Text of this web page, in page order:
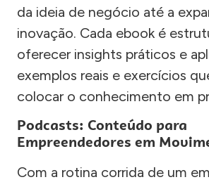
da ideia de negócio até a
inovação. Cada ebook é
oferecer insights práticos e
exemplos reais e exercícios
colocar o conhecimento em
Podcasts: Conteúdo para
Empreendedores em
Com a rotina corrida de um